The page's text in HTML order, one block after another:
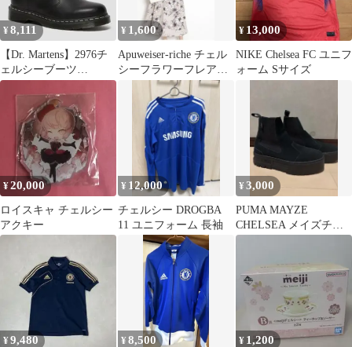
¥8,111
【Dr. Martens】2976チ
ェルシーブーツ
【24cm】
¥ 1,600
Apuweiser-riche チェル
シーフラワーフレアス
カート ピンク
¥ 13,000
NIKE Chelsea FC ユニフ
ォーム Sサイズ
¥20,000
ロイスキャ チェルシー
アクキー
¥ 12,000
チェルシー DROGBA
11 ユニフォーム 長袖
¥3,000
PUMA MAYZE
CHELSEA メイズチェ
ルシー ブラック 25cm
¥9,480 ¥8,500 ¥ 1,200